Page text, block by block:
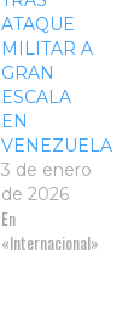
ATAQUE
MILITAR A
GRAN
ESCALA
EN
VENEZUELA
3 de enero
de 2026
En
«Internacional»